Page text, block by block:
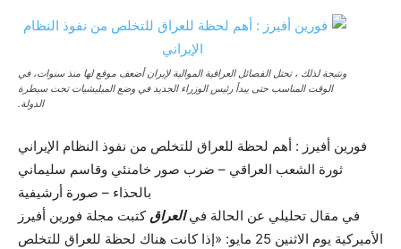
ونتيجة لذلك ، تحتل الفصائل العراقية الموالية لإيران أضعف موقع لها منذ سنوات، في
الوقت المناسب حتى يبدأ رئيس الوزراء الجديد في وضع الميليشيات تحت سيطرة
الدولة.
فورين أفيرز : أهم لحظة للعراق للتخلص من نفوذ النظام الإيراني
ثورة الشعب العراقي – ضرب صور خامنئي وقاسم سليماني
بالحذاء – صورة أرشيفية
في مقال تحليلي عن الحالة فيالعراق كتبت مجلة فورين أفيرز
الأميركية يوم الاثنين 25 مايو: «إذا كانت هناك لحظة للعراق للتخلص